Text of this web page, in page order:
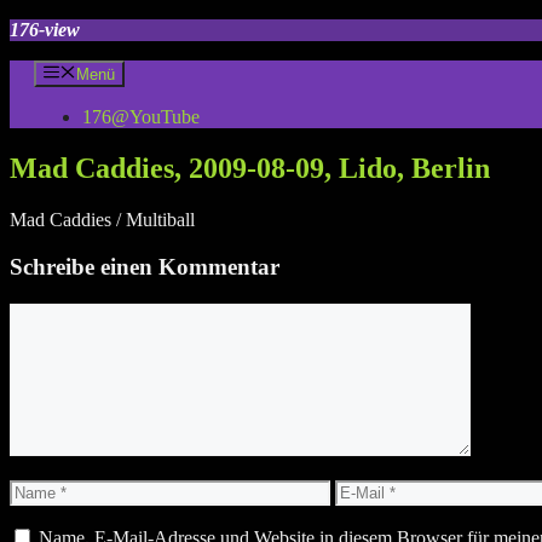
Zum
springen
176-view
Menü
176@YouTube
Mad Caddies, 2009-08-09, Lido, Berlin
Mad Caddies / Multiball
Schreibe einen Kommentar
Name
E-
Mail
Name, E-Mail-Adresse und Website in diesem Browser für